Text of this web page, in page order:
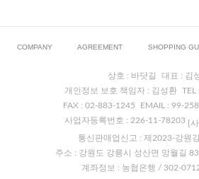
COMPANY AGREEMENT SHOPPING
상호 : 바닷길
대표 : 김
개인정보 보호 책임자 : 김성환
TEL
FAX : 02-883-1245
EMAIL : 99-
사업자등록번호 : 226-11-78203
[
통신판매업신고 : 제2023-강원
주소 : 강원도 강릉시 성산면 망월길
계좌정보 : 농협은행 / 302-